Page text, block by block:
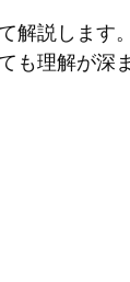
解説します
理解が深